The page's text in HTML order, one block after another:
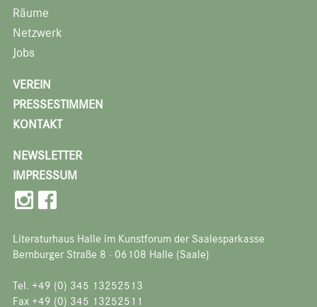
Räume
Netzwerk
Jobs
VEREIN
PRESSESTIMMEN
KONTAKT
NEWSLETTER
IMPRESSUM
Literaturhaus Halle im Kunstforum der Saalesparkasse
Bernburger Straße 8 · 06108 Halle (Saale)
Tel. +49 (0) 345 13252513
Fax +49 (0) 345 13252511